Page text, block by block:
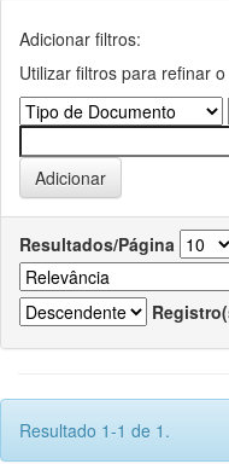
Adicionar filtros:
Utilizar filtros para refinar
Resultados/Página
Resultado 1-1 de 1.